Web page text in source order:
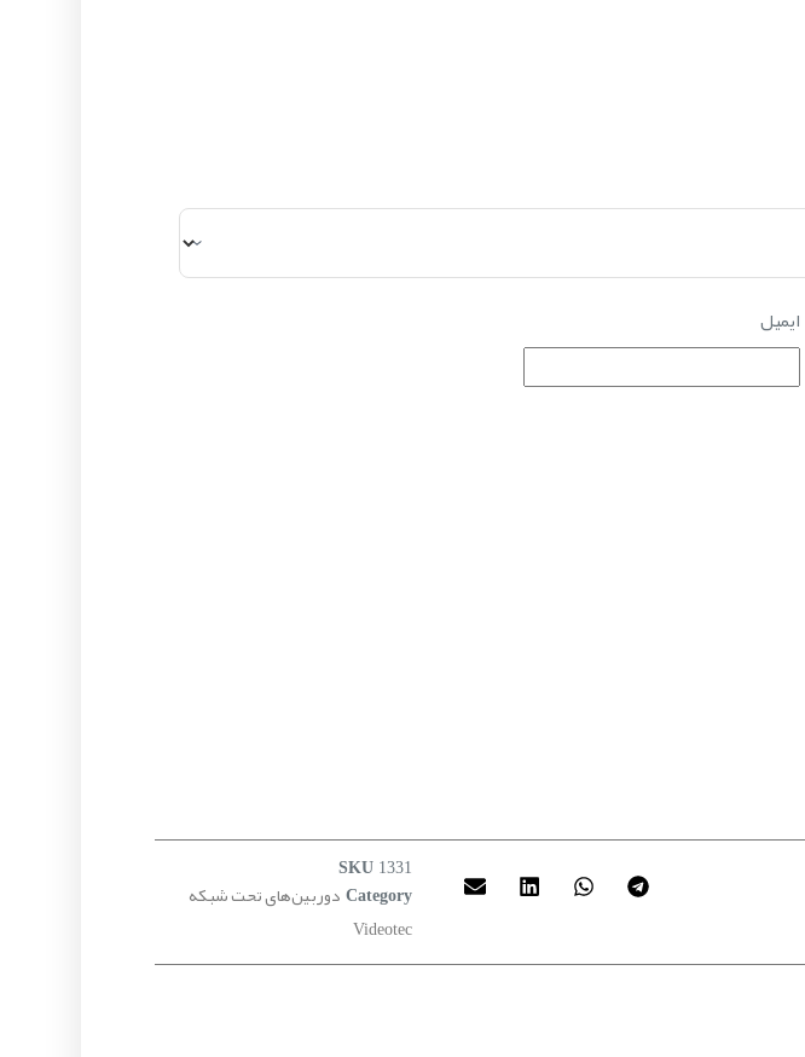
ایمیل
SKU 1331
Category دوربین‌های تحت شبکه
Videotec